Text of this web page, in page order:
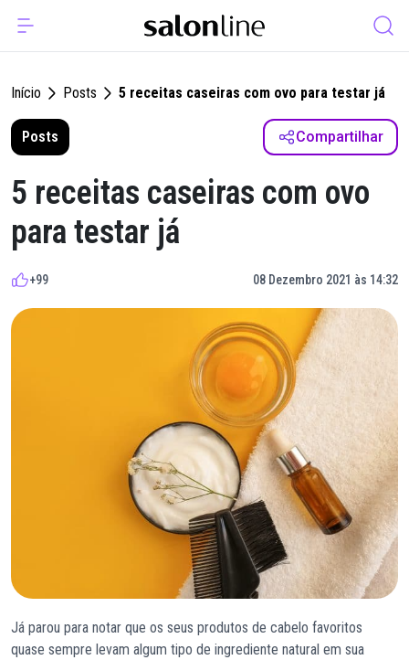
Início Posts 5 receitas caseiras com ovo para testar já
Posts Compartilhar
5 receitas caseiras com ovo
para testar já
+99 08 Dezembro 2021 às 14:32
Já parou para notar que os seus produtos de cabelo favoritos
quase sempre levam algum tipo de ingrediente natural em sua